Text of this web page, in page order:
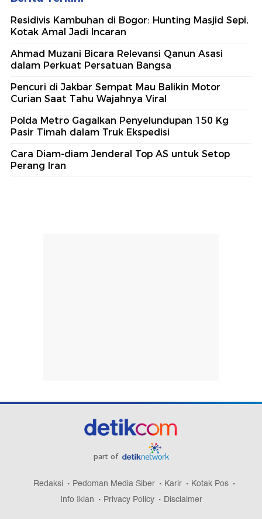
Residivis Kambuhan di Bogor: Hunting Masjid Sepi,
Kotak Amal Jadi Incaran
Ahmad Muzani Bicara Relevansi Qanun Asasi
dalam Perkuat Persatuan Bangsa
Pencuri di Jakbar Sempat Mau Balikin Motor
Curian Saat Tahu Wajahnya Viral
Polda Metro Gagalkan Penyelundupan 150 Kg
Pasir Timah dalam Truk Ekspedisi
Cara Diam-diam Jenderal Top AS untuk Setop
Perang Iran
part of
Redaksi Pedoman Media Siber Karir
Kotak Pos
Info Iklan
Privacy Policy Disclaimer